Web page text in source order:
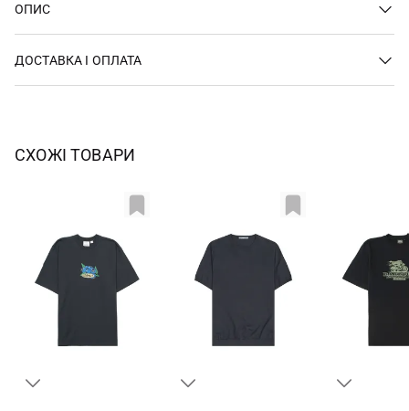
ОПИС
ДОСТАВКА І ОПЛАТА
СХОЖІ ТОВАРИ